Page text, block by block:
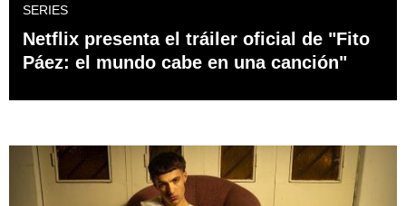
SERIES
Netflix presenta el tráiler oficial de "Fito
Páez: el mundo cabe en una canción"